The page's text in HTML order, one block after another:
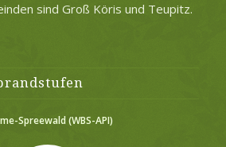
sind Groß Köris und Teupitz.
Spreewald(WBS-API)